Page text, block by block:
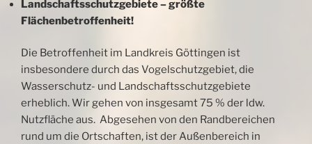
Landschaftsschutzgebiete – größte
Flächenbetroffenheit!
Die Betroffenheit im Landkreis Göttingen ist
insbesondere durch das Vogelschutzgebiet, die
Wasserschutz- und Landschaftsschutzgebiete
erheblich. Wir gehen von insgesamt 75 % der ldw.
Nutzfläche aus. Abgesehen von den Randbereichen
rund um die Ortschaften, ist der Außenbereich in